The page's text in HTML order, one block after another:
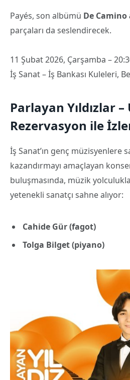
Payés, son albümü De
parçaları da seslendirecek.
11 Şubat 2026, Çarşamba –
İş Sanat – İş Bankası Kuleleri,
Parlayan Yıldızlar
Rezervasyon ile
İş Sanat’ın genç müzisyenlere
kazandırmayı amaçlayan
buluşmasında, müzik
yetenekli sanatçı sahne alıyor:
Cahide Gür (fagot)
Tolga Bilget (piyano)